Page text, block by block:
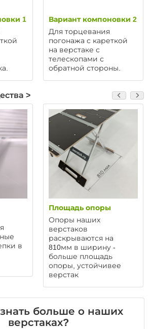
1
Вариант компоновки 2
Для торцевания
погонажа с кареткой
на верстаке с
телескопами с
обратной стороны.
>
в
Площадь опоры
Опоры наших
верстаков
раскрываются на
810мм в ширину -
больше площадь
опоры, устойчивее
верстак
больше о наших
верстаках?